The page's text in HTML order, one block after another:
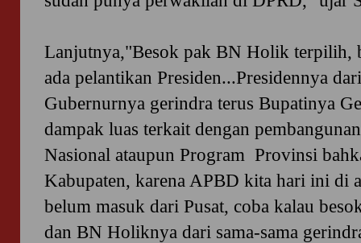
Lanjutnya,"Besok pak BN Holik terpilih,
ada pelantikan Presiden...Presidennya
Gubernurnya gerindra terus Bupatinya
dampak luas terkait dengan
Nasional ataupun Program Provinsi
Kabupaten, karena APBD kita hari ini di
belum masuk dari Pusat, coba kalau
dan BN Holiknya dari sama-sama